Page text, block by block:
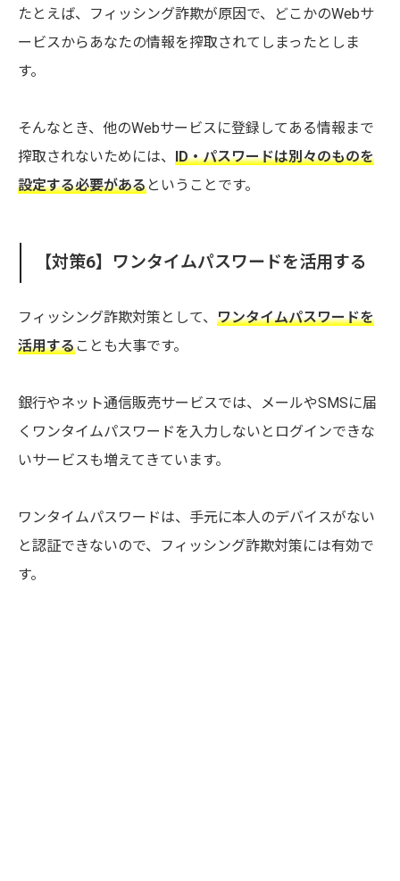
たとえば、フィッシング詐欺が原因で、どこかのWebサ
ービスからあなたの情報を搾取されてしまったとしま
す。
そんなとき、他のWebサービスに登録してある情報まで
搾取されないためには、 ID・パスワードは別々のものを
設定する必要があるということです。
【対策6】ワンタイムパスワードを活用する
フィッシング詐欺対策として、 ワンタイムパスワードを
活用することも大事です。
銀行やネット通信販売サービスでは、メールやSMSに届
くワンタイムパスワードを入力しないとログインできな
いサービスも増えてきています。
ワンタイムパスワードは、手元に本人のデバイスがない
と認証できないので、フィッシング詐欺対策には有効で
す。